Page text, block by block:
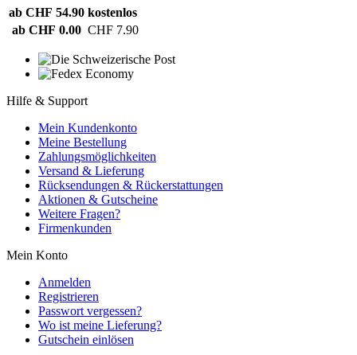
ab CHF 54.90 kostenlos
ab CHF 0.00 CHF 7.90
Hilfe & Support
Mein Kundenkonto
Meine Bestellung
Zahlungsmöglichkeiten
Versand & Lieferung
Rücksendungen & Rückerstattungen
Aktionen & Gutscheine
Weitere Fragen?
Firmenkunden
Mein Konto
Anmelden
Registrieren
Passwort vergessen?
Wo ist meine Lieferung?
Gutschein einlösen